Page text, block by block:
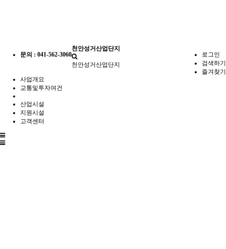
문의 : 041-562-3060
로그인
검색하기
즐겨찾기
천안성거산업단지
천안성거산업단지
사업개요
교통및투자여건
산업시설
지원시설
고객센터
전
체